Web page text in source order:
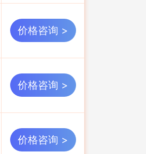
价格咨询 >
价格咨询 >
价格咨询 >